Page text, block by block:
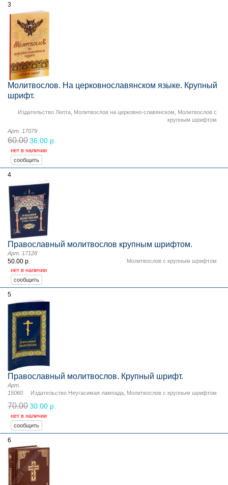
3
Молитвослов. На церковнославянском языке. Крупный
шрифт.
Издательство Лепта Молитвослов на церковно-славянском
Молитвослов с
крупным шрифтом
Арт. 17079
60.0036.00 р.
нет в наличии
4
Православный молитвослов крупным шрифтом.
Молитвослов с крупным шрифтом
Арт. 17128
50.00 р.
нет в наличии
5
Православный молитвослов. Крупный шрифт.
Издательство Неугасимая лампада Молитвослов с крупным шрифтом
Арт.
15060
70.0030.00 р.
нет в наличии
6